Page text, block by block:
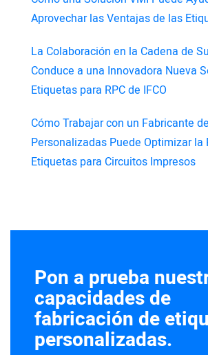
Aprovechar las Ventajas de las
La Colaboración en la Cadena de
Conduce a una Innovadora Nueva
Etiquetas para RPC de IFCO
Cómo Trabajar con un Fabricante
Personalizadas Puede Optimizar la
Etiquetas para Circuitos Impresos
Pon a prueba
capacidades de
fabricación de
personalizadas.